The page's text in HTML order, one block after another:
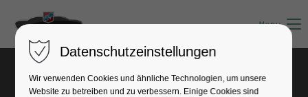
Menu
Bremen Classic Motorshow
Datenschutzeinstellungen
Wir verwenden Cookies und ähnliche Technologien, um unsere
Website zu betreiben und zu verbessern. Einige Cookies sind